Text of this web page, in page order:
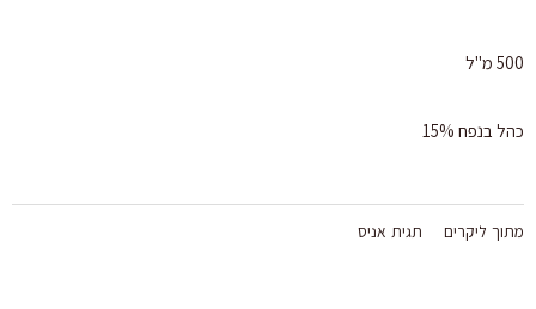
500 מ"ל
כהל בנפח 15%
מתוך ליקרים תגית אניס